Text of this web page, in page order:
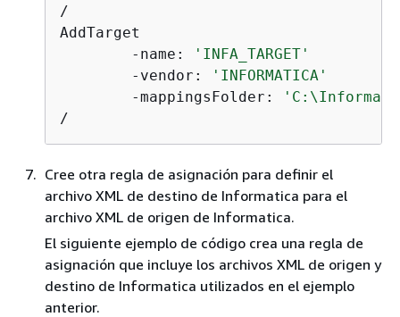
/
AddTarget
	-name:
'INFA_TARGET'
	-vendor:
'INFORMATICA'
	-mappingsFolder:
/
Cree otra regla de asignación para definir el
archivo XML de destino de Informatica para el
archivo XML de origen de Informatica.
El siguiente ejemplo de código crea una regla de
asignación que incluye los archivos XML de origen y
destino de Informatica utilizados en el ejemplo
anterior.